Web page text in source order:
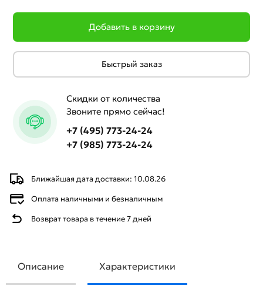
Ближайшая дата доставки: 10.08.26
Оплата наличными и безналичным
Возврат товара в течение 7 дней
Добавить в корзину
Быстрый заказ
Скидки от количества
Звоните прямо сейчас!
+7 (495) 773-24-24
+7 (985) 773-24-24
Описание Характеристики